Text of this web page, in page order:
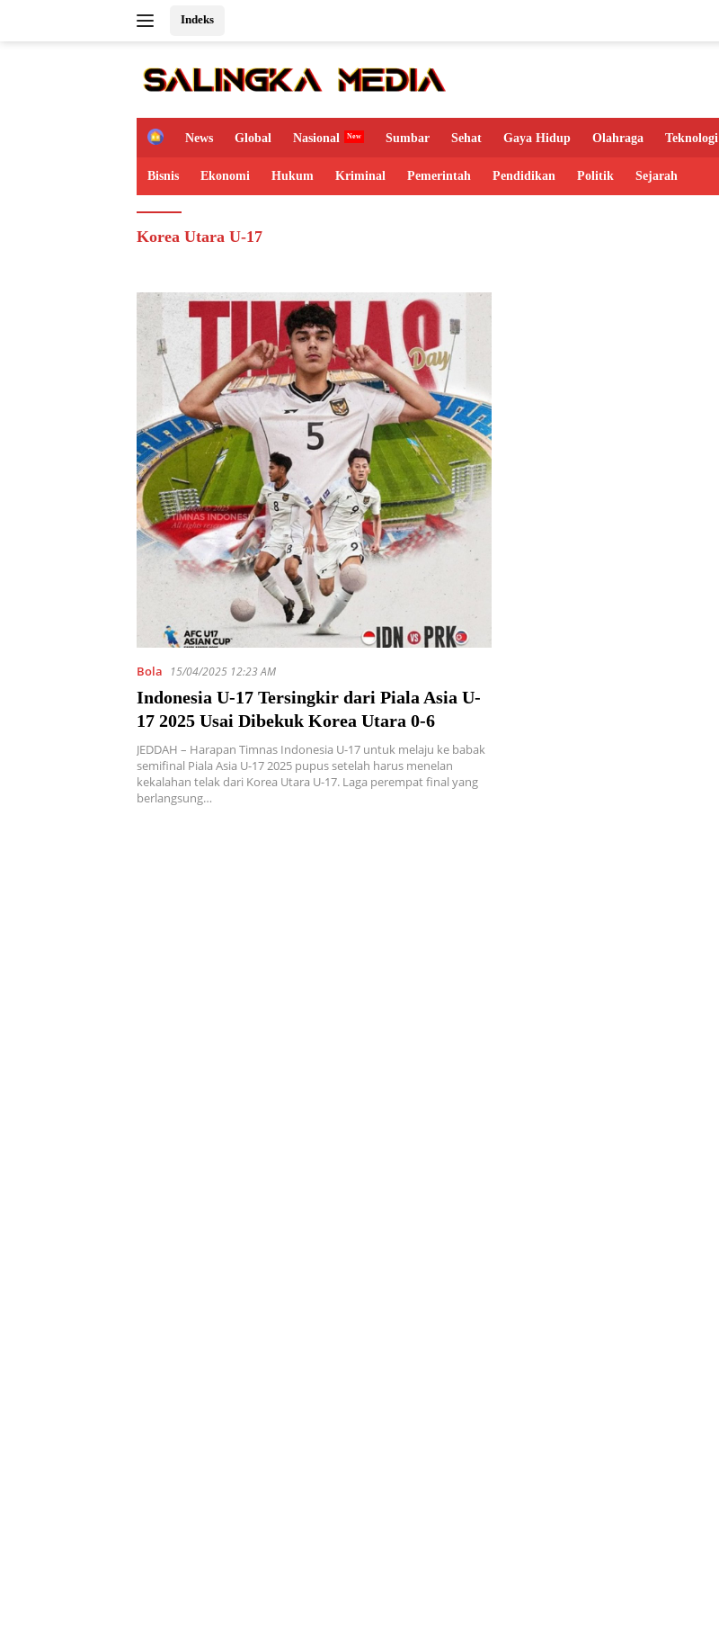
Indeks
H
m
e
News Global Nasional Sumbar Sehat Gaya Hidup Olahraga Teknologi
Bisnis Ekonomi Hukum Kriminal Pemerintah Pendidikan Politik Sejarah
Korea Utara U-17
Bola 15/04/2025 12:23 AM
Indonesia U-17 Tersingkir dari Piala Asia U-
17 2025 Usai Dibekuk Korea Utara 0-6
JEDDAH – Harapan Timnas Indonesia U-17 untuk melaju ke babak
semifinal Piala Asia U-17 2025 pupus setelah harus menelan
kekalahan telak dari Korea Utara U-17. Laga perempat final yang
berlangsung…